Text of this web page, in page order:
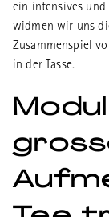
ein intensives und
widmen wir uns
Zusammenspiel
in der Tasse.